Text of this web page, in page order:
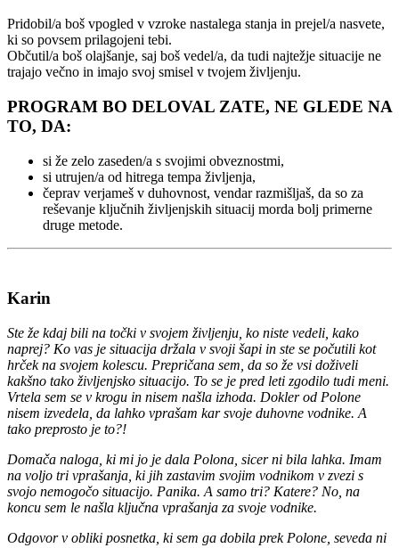
Pridobil/a boš vpogled v vzroke nastalega stanja in prejel/a nasvete,
ki so povsem prilagojeni tebi.
Občutil/a boš olajšanje, saj boš vedel/a, da tudi najtežje situacije ne
trajajo večno in imajo svoj smisel v tvojem življenju.
PROGRAM BO DELOVAL ZATE, NE GLEDE NA
TO, DA:
si že zelo zaseden/a s svojimi obveznostmi,
si utrujen/a od hitrega tempa življenja,
čeprav verjameš v duhovnost, vendar razmišljaš, da so za
reševanje ključnih življenjskih situacij morda bolj primerne
druge metode.
Karin
Ste že kdaj bili na točki v svojem življenju, ko niste vedeli, kako
naprej? Ko vas je situacija držala v svoji šapi in ste se počutili kot
hrček na svojem kolescu. Prepričana sem, da so že vsi doživeli
kakšno tako življenjsko situacijo. To se je pred leti zgodilo tudi meni.
Vrtela sem se v krogu in nisem našla izhoda. Dokler od Polone
nisem izvedela, da lahko vprašam kar svoje duhovne vodnike. A
tako preprosto je to?!
Domača naloga, ki mi jo je dala Polona, sicer ni bila lahka. Imam
na voljo tri vprašanja, ki jih zastavim svojim vodnikom v zvezi s
svojo nemogočo situacijo. Panika. A samo tri? Katere? No, na
koncu sem le našla ključna vprašanja za svoje vodnike.
Odgovor v obliki posnetka, ki sem ga dobila prek Polone, seveda ni